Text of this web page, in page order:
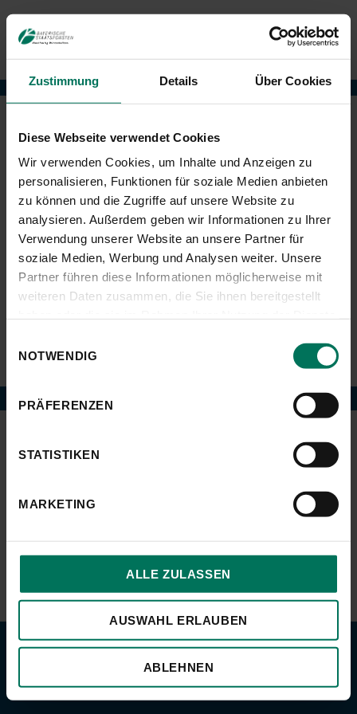
Zustimmung Details Über Cookies
Diese Webseite verwendet Cookies
Wir verwenden Cookies, um Inhalte und Anzeigen zu
personalisieren, Funktionen für soziale Medien anbieten
zu können und die Zugriffe auf unsere Website zu
analysieren. Außerdem geben wir Informationen zu Ihrer
Verwendung unserer Website an unsere Partner für
soziale Medien, Werbung und Analysen weiter. Unsere
Partner führen diese Informationen möglicherweise mit
weiteren Daten zusammen, die Sie ihnen bereitgestellt
NOTWENDIG
PRÄFERENZEN
STATISTIKEN
MARKETING
ALLE ZULASSEN
AUSWAHL ERLAUBEN
ABLEHNEN
Aktive Filter:Webseite: Gams erlebenAlle Filter entfernen